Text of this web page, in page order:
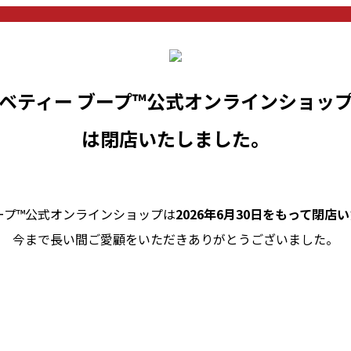
ベティー ブープ™公式オンラインショッ
は閉店いたしました。
プ™公式オンラインショップは2026年6月30日をもって閉店い
今まで長い間ご愛顧をいただきありがとうございました。